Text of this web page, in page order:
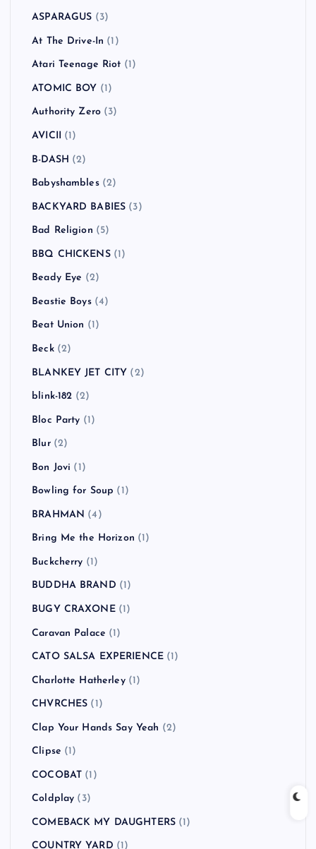
ASPARAGUS (3)
At The Drive-In (1)
Atari Teenage Riot (1)
ATOMIC BOY (1)
Authority Zero (3)
AVICII (1)
B-DASH (2)
Babyshambles(2)
BACKYARD BABIES (3)
Bad Religion (5)
BBQ CHICKENS(1)
Beady Eye (2)
Beastie Boys(4)
Beat Union (1)
Beck(2)
BLANKEY JET CITY (2)
blink-182 (2)
Bloc Party (1)
Blur(2)
Bon Jovi (1)
Bowling for Soup (1)
BRAHMAN (4)
Bring Me the Horizon (1)
Buckcherry (1)
BUDDHA BRAND (1)
BUGY CRAXONE(1)
Caravan Palace (1)
CATO SALSA EXPERIENCE (1)
Charlotte Hatherley(1)
CHVRCHES (1)
Clap Your Hands Say Yeah (2)
Clipse (1)
COCOBAT (1)
Coldplay (3)
COMEBACK MY DAUGHTERS (1)
COUNTRY YARD (1)